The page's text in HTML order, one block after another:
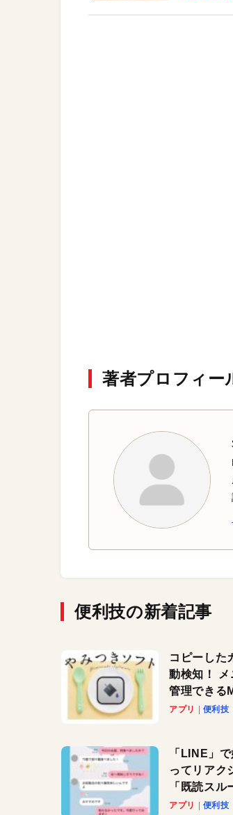
著者プロフィー
便利技の新着記事
コピーした
動検知！
管理できる
Copy
アプリ 便利技
「LINE」
ってリアク
「既読ス
きに便利で
アプリ 便利技